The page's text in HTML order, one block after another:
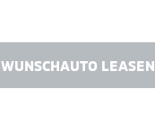
WUNSCHAUTO LEASEN